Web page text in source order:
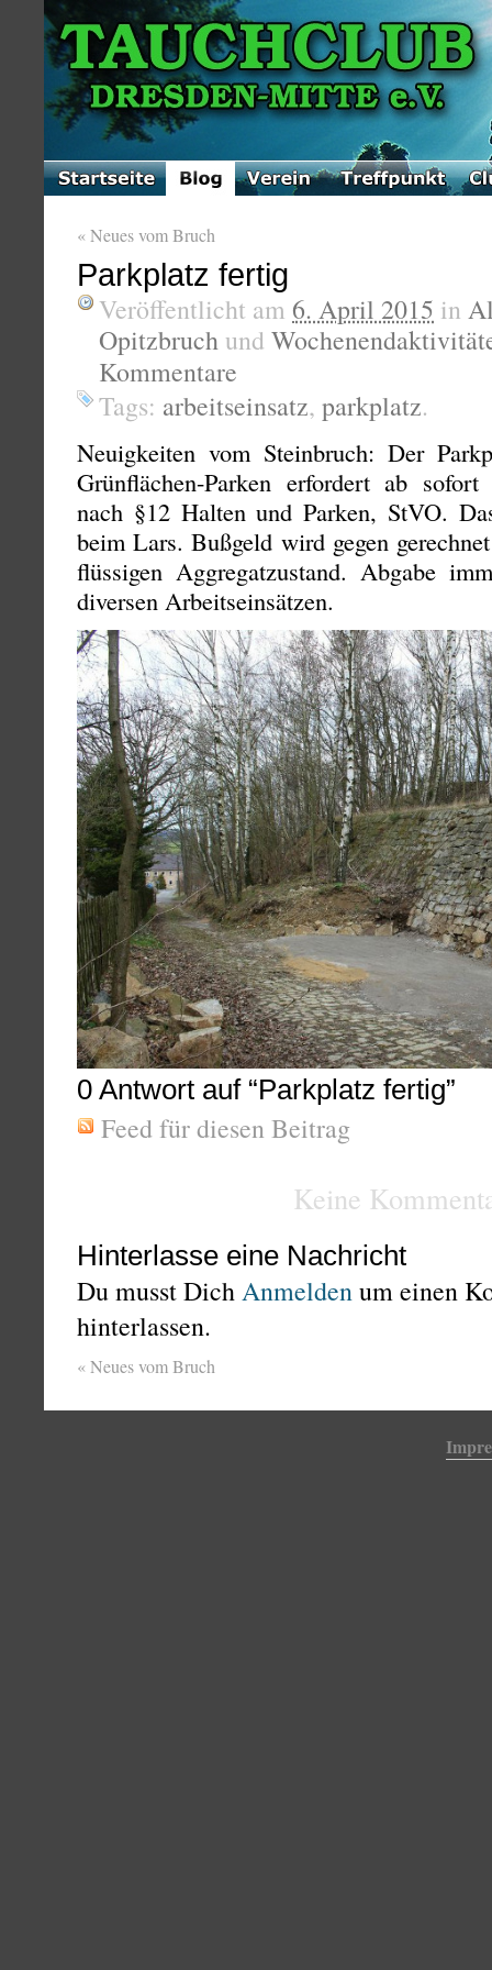
«Neues vom Bruch
Parkplatz fertig
Veröffentlicht am 6. April 2015 in
Opitzbruch und
Kommentare
Tags: arbeitseinsatz, parkplatz.
Neuigkeiten vom Steinbruch: Der
Grünflächen-Parken erfordert ab sofort
nach §12 Halten und Parken, StVO.
beim Lars. Bußgeld wird gegen
flüssigen Aggregatzustand. Abgabe
diversen Arbeitseinsätzen.
0 Antwort auf “Parkplatz fertig”
Feed für diesen Beitrag
Keine
Hinterlasse eine Nachricht
Du musst DichAnmeldenum einen
hinterlassen.
«Neues vom Bruch